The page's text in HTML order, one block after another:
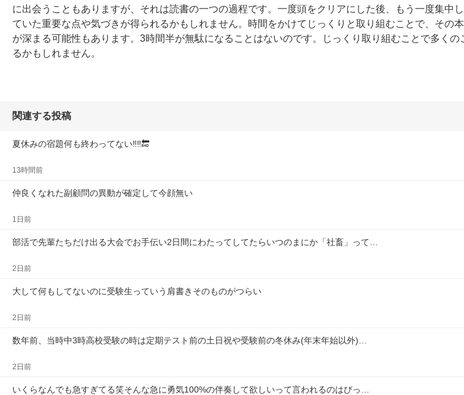
に出会うこともありますが、それは読書の一つの過程です。一度頭をクリアにした後、もう一度集中
ていた重要な点や気づきが得られるかもしれません。時間をかけてじっくりと取り組むことで、その
が深まる可能性もあります。3時間半が無駄になることはないのです。じっくり取り組むことで多く
るかもしれません。
関連する投稿
夏休みの宿題何も終わってない‼️‼️🔚
13時間前
仲良くなれた副顧問の異動が確定して今顔無い
1日前
部活で先輩たちだけ出る大会でお手伝い2日間にわたってしてたらいつのまにか「社畜」って…
2日前
大して何もしてないのに受験生っていう肩書きそのものがつらい
2日前
数年前、当時中3時高校受験の時は定期テスト前の土日祝や受験前の冬休み(年末年始以外)…
2日前
いくらなんでも急すぎてる笑そんな急に勇気100%の伴奏して欲しいって言われるのはびっ…